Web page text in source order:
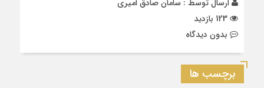
ارسال توسط : سامان صادق امیری
بدون دیدگاه
برچسب ها